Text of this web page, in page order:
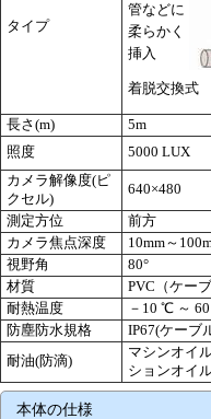
タイプ
管などに
柔らかく
挿入
着脱交換式
長さ(m)
5m
照度
5000 LUX
カメラ解像度(ピ
クセル)
640×480
測定方位
前方
カメラ焦点深度
10mm～
視野角
80°
材質
PVC（ケー
耐熱温度
－10 ℃ ～
防塵防水規格
IP67(ケーブ
耐油(防滴)
マシンオイ
ションオイ
本体の仕様